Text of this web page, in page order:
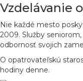
Vzdelávanie
Nie každé mesto
2009. Služby
odbornosť svojich
O opatrovateľskú
hodiny denne.